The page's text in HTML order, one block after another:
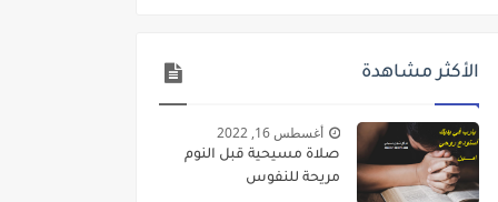
الأكثر مشاهدة
أغسطس 16, 2022
صلاة مسيحية قبل النوم
مريحة للنفوس